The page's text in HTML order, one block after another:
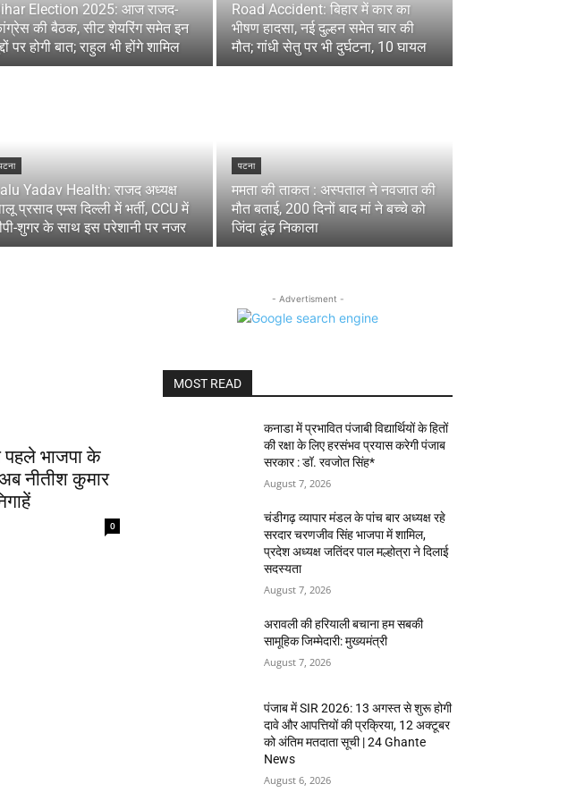
Election 2025: आज राजद-
की बैठक, सीट शेयरिंग समेत इन
पर होगी बात; राहुल भी होंगे शामिल
Road Accident: बिहार में कार का
भीषण हादसा, नई दुल्हन समेत चार की
मौत; गांधी सेतु पर भी दुर्घटना, 10 घायल
Yadav Health: राजद अध्यक्ष
प्रसाद एम्स दिल्ली में भर्ती, CCU में
शुगर के साथ इस परेशानी पर नजर
पटना
ममता की ताकत : अस्पताल ने नवजात की
मौत बताई, 200 दिनों बाद मां ने बच्चे को
जिंदा ढूंढ़ निकाला
भाजपा के
अब नीतीश कुमार
0
- Advertisment -
MOST READ
कनाडा में प्रभावित पंजाबी विद्यार्थियों के हितों
की रक्षा के लिए हरसंभव प्रयास करेगी पंजाब
सरकार : डॉ. रवजोत सिंह*
August 7, 2026
चंडीगढ़ व्यापार मंडल के पांच बार अध्यक्ष रहे
सरदार चरणजीव सिंह भाजपा में शामिल,
प्रदेश अध्यक्ष जतिंदर पाल मल्होत्रा ने दिलाई
सदस्यता
August 7, 2026
अरावली की हरियाली बचाना हम सबकी
सामूहिक जिम्मेदारी: मुख्यमंत्री
August 7, 2026
पंजाब में SIR 2026: 13 अगस्त से शुरू होगी
दावे और आपत्तियों की प्रक्रिया, 12 अक्टूबर
को अंतिम मतदाता सूची | 24 Ghante
News
August 6, 2026